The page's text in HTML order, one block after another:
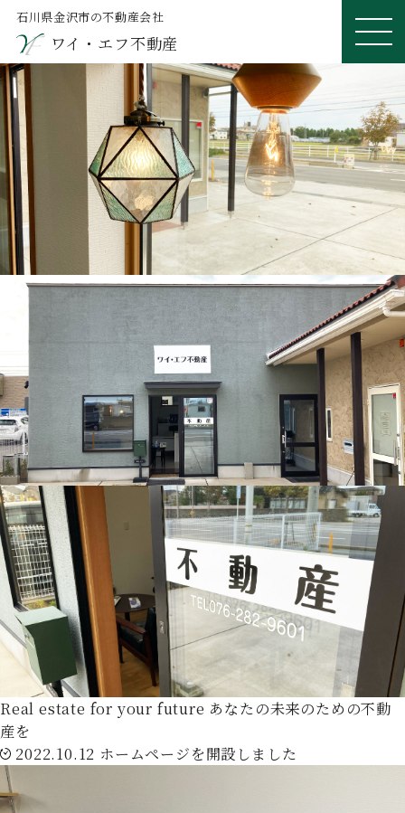
石川県金沢市の不動産会社
ワイ・エフ不動産
ME
NU
Real estate for your future あなたの未来のための不動
産を
2022.10.12 ホームページを開設しました